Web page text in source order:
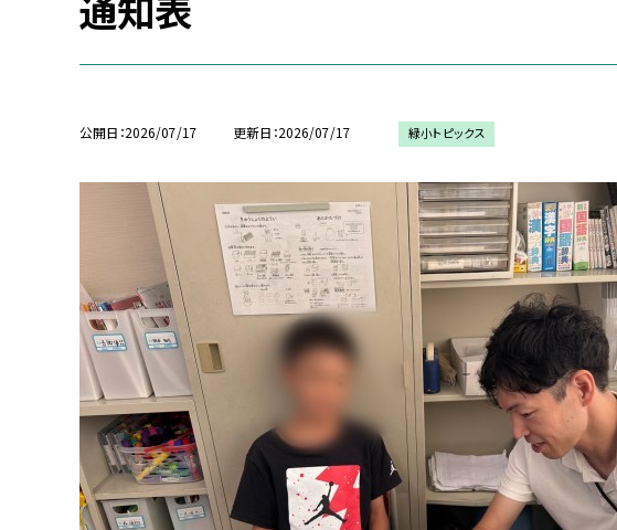
公開日 2026/07/17 更新日 2026/07/17 緑小トピックス